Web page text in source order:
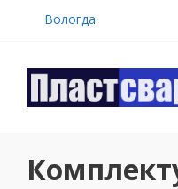
Вологда